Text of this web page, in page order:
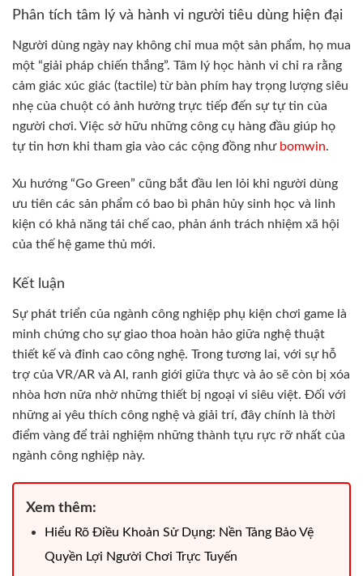
Phân tích tâm lý và hành vi người tiêu dùng hiện đại
Người dùng ngày nay không chỉ mua một sản phẩm, họ mua
một “giải pháp chiến thắng”. Tâm lý học hành vi chỉ ra rằng
cảm giác xúc giác (tactile) từ bàn phím hay trọng lượng siêu
nhẹ của chuột có ảnh hưởng trực tiếp đến sự tự tin của
người chơi. Việc sở hữu những công cụ hàng đầu giúp họ
tự tin hơn khi tham gia vào các cộng đồng như bomwin.
Xu hướng “Go Green” cũng bắt đầu len lỏi khi người dùng
ưu tiên các sản phẩm có bao bì phân hủy sinh học và linh
kiện có khả năng tái chế cao, phản ánh trách nhiệm xã hội
của thế hệ game thủ mới.
Kết luận
Sự phát triển của ngành công nghiệp phụ kiện chơi game là
minh chứng cho sự giao thoa hoàn hảo giữa nghệ thuật
thiết kế và đỉnh cao công nghệ. Trong tương lai, với sự hỗ
trợ của VR/AR và AI, ranh giới giữa thực và ảo sẽ còn bị xóa
nhòa hơn nữa nhờ những thiết bị ngoại vi siêu việt. Đối với
những ai yêu thích công nghệ và giải trí, đây chính là thời
điểm vàng để trải nghiệm những thành tựu rực rỡ nhất của
ngành công nghiệp này.
Xem thêm:
Hiểu Rõ Điều Khoản Sử Dụng: Nền Tảng Bảo Vệ
Quyền Lợi Người Chơi Trực Tuyến